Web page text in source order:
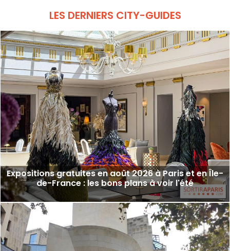
Dôme, qui saura séduire petits et grands.
LES DERNIERS CITY-GUIDES
Expositions gratuites en août 2026 à Paris et en Île-
de-France : les bons plans à voir l'été